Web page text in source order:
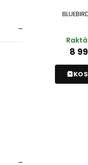
8